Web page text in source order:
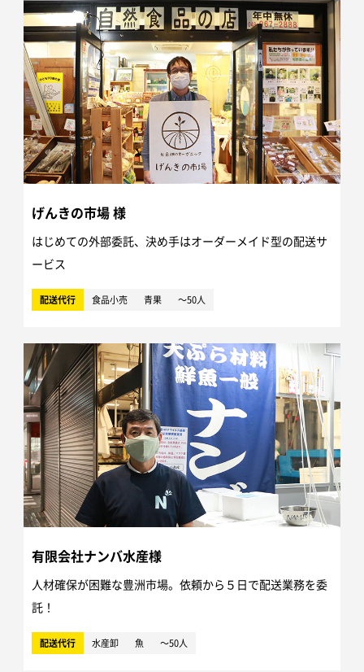
げんきの市場 様
はじめての外部委託、決め手はオーダーメイド型の配送サ
ービス
配送代行 食品小売 青果 ～50人
有限会社ナンバ水産様
人材確保が困難な豊洲市場。依頼から５日で配送業務を委
託！
配送代行 水産卸 魚 ～50人